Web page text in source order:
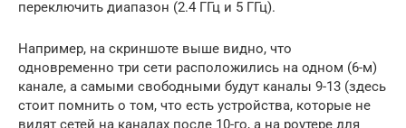
переключить диапазон (2.4 ГГц и 5 ГГц).
Например, на скриншоте выше видно, что
одновременно три сети расположились на одном (6-м)
канале, а самыми свободными будут каналы 9-13 (здесь
стоит помнить о том, что есть устройства, которые не
видят сетей на каналах после 10-го, а на роутере для